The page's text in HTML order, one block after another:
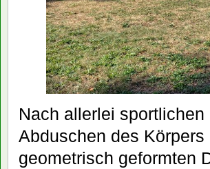
Nach allerlei
Abduschen des
geometrisch geformten